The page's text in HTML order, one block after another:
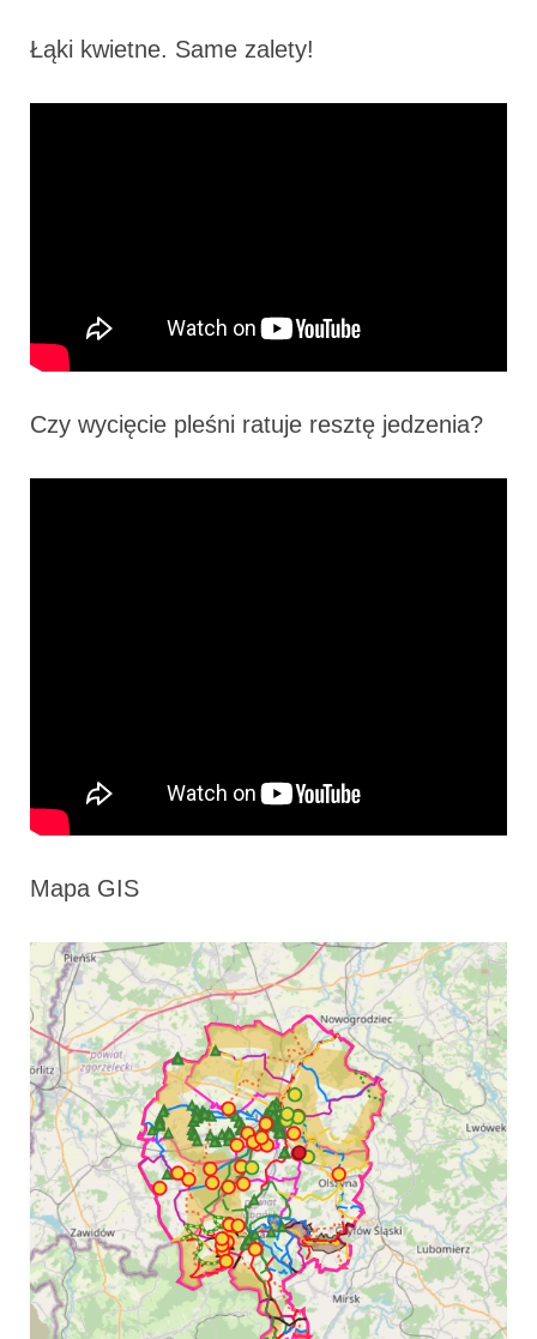
Łąki kwietne. Same zalety!
Czy wycięcie pleśni ratuje resztę jedzenia?
Mapa GIS